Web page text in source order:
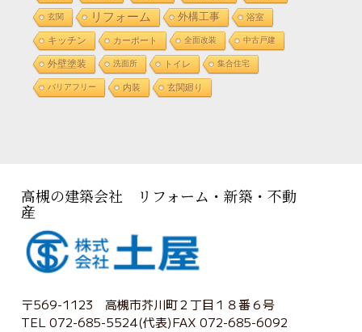
玄関 リフォーム 外構工事 浴室
キッチン カーポート 全面改装 中古戸建
外壁塗装 洗面所 トイレ 集合住宅
バリアフリー 内装 玄関廻り
高槻の建築会社 リフォーム・新築・不動
産
〒569-1123 高槻市芥川町２丁目１８番６号
TEL 072-685-5524(代表)FAX 072-685-6092